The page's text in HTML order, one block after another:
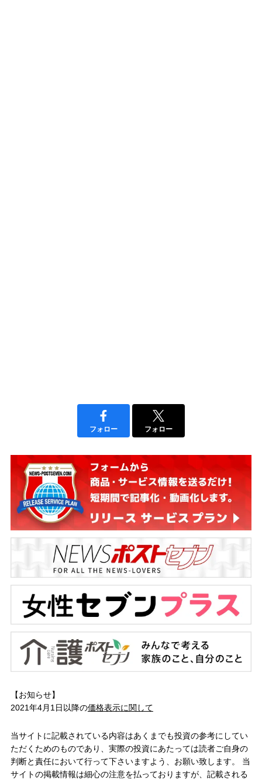
フォロー フォロー
【お知らせ】
2021年4月1日以降の価格表示に関して
当サイトに記載されている内容はあくまでも投資の参考にしてい
ただくためのものであり、実際の投資にあたっては読者ご自身の
判断と責任において行って下さいますよう、お願い致します。 当
サイトの掲載情報は細心の注意を払っておりますが、記載される